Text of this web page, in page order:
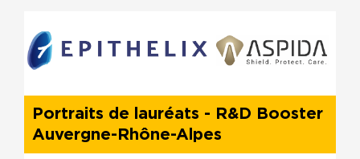
Portraits de lauréats - R&D Booster
Auvergne-Rhône-Alpes